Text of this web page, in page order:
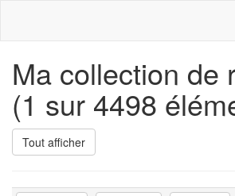
Ma collection de
(1 sur 4498
Tout afficher